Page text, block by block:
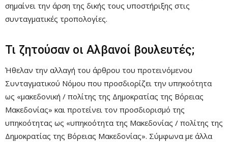
σημαίνει την άρση της δικής τους υποστήριξης στις
συνταγματικές τροπολογίες.
Τι ζητούσαν οι Αλβανοί βουλευτές;
Ήθελαν την αλλαγή του άρθρου του προτεινόμενου
Συνταγματικού Νόμου που προσδιορίζει την υπηκοότητα
ως «μακεδονική / πολίτης της Δημοκρατίας της Βόρειας
Μακεδονίας» και προτείνει τον προσδιορισμό της
υπηκοότητας ως «υπηκοότητα της Μακεδονίας / πολίτης της
Δημοκρατίας της Βόρειας Μακεδονίας». Σύμφωνα με άλλα